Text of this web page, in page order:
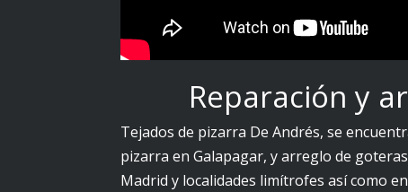
Reparación y
Tejados de pizarra De Andrés, se
pizarra en Galapagar, y arreglo de
Madrid y localidades limítrofes así como